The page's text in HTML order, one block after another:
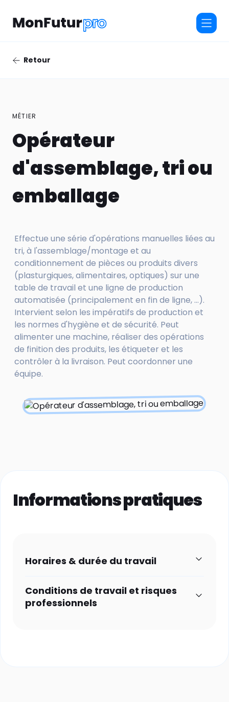
Retour
MÉTIER
Opérateur
d'assemblage, tri ou
emballage
Effectue une série d'opérations manuelles liées au
tri, à l'assemblage/montage et au
conditionnement de pièces ou produits divers
(plasturgiques, alimentaires, optiques) sur une
table de travail et une ligne de production
automatisée (principalement en fin de ligne, ...).
Intervient selon les impératifs de production et
les normes d'hygiène et de sécurité. Peut
alimenter une machine, réaliser des opérations
de finition des produits, les étiqueter et les
contrôler à la livraison. Peut coordonner une
équipe.
Informations pratiques
Horaires & durée du travail
Conditions de travail et risques
professionnels